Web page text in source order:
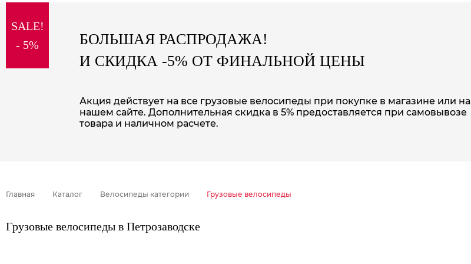
special price
SALE!
- 5%
БОЛЬШАЯ РАСПРОДАЖА!
И СКИДКА -5% ОТ ФИНАЛЬНОЙ ЦЕНЫ
Акция действует на все грузовые велосипеды при покупке в магазине или на
нашем сайте. Дополнительная скидка в 5% предоставляется при самовывозе
товара и наличном расчете.
Главная Каталог Велосипеды категории Грузовые велосипеды
Грузовые велосипеды в Петрозаводске